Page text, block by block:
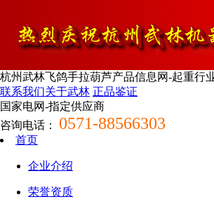
杭州武林飞鸽手拉葫芦产品信息网-起重行
联系我们关于武林 正品鉴证
国家电网-指定供应商
咨询电话： 0571-88566303
首页
企业介绍
荣誉资质